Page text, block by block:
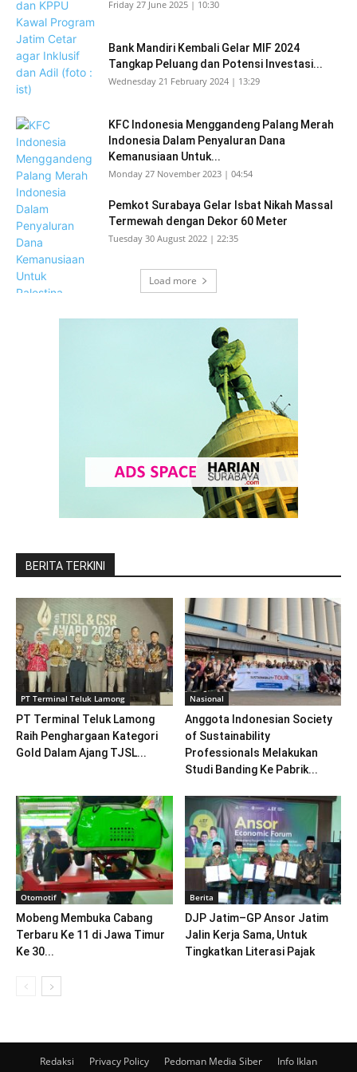
Friday 27 June 2025 | 10:30
Bank Mandiri Kembali Gelar MIF 2024
Tangkap Peluang dan Potensi Investasi...
Wednesday 21 February 2024 | 13:29
KFC Indonesia Menggandeng Palang Merah
Indonesia Dalam Penyaluran Dana
Kemanusiaan Untuk...
Monday 27 November 2023 | 04:54
Pemkot Surabaya Gelar Isbat Nikah Massal
Termewah dengan Dekor 60 Meter
Tuesday 30 August 2022 | 22:35
Load more
BERITA TERKINI
PT Terminal Teluk Lamong
PT Terminal Teluk Lamong
Raih Penghargaan Kategori
Gold Dalam Ajang TJSL...
Nasional
Anggota Indonesian Society
of Sustainability
Professionals Melakukan
Studi Banding Ke Pabrik...
Otomotif
Mobeng Membuka Cabang
Terbaru Ke 11 di Jawa Timur
Ke 30...
Berita
DJP Jatim–GP Ansor Jatim
Jalin Kerja Sama, Untuk
Tingkatkan Literasi Pajak
Redaksi Privacy Policy Pedoman Media Siber Info Iklan